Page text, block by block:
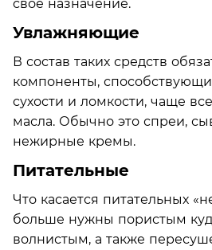
свое назначение.
Увлажняющие
В состав таких средств
компоненты,
сухости и ломкости, чаще
масла. Обычно это спреи,
нежирные кремы.
Питательные
Что касается питательных
больше нужны пористым
волнистым, а также